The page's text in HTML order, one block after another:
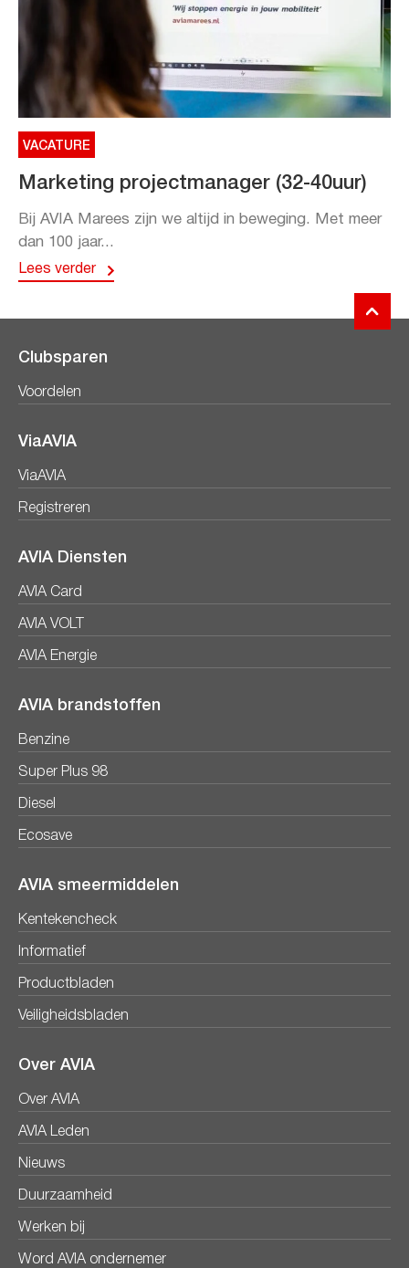
VACATURE
Marketing projectmanager (32-40uur)
Bij AVIA Marees zijn we altijd in beweging. Met meer
dan 100 jaar...
Lees verder
Clubsparen
Voordelen
ViaAVIA
ViaAVIA
Registreren
AVIA Diensten
AVIA Card
AVIA VOLT
AVIA Energie
AVIA brandstoffen
Benzine
Super Plus 98
Diesel
Ecosave
AVIA smeermiddelen
Kentekencheck
Informatief
Productbladen
Veiligheidsbladen
Over AVIA
Over AVIA
AVIA Leden
Nieuws
Duurzaamheid
Werken bij
Word AVIA ondernemer